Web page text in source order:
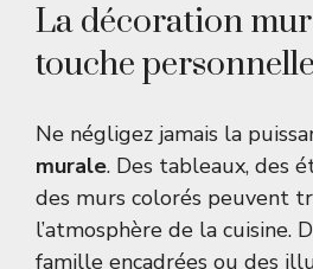
La décoration
touche personnelle
Ne négligez jamais la
murale. Des tableaux, des
des murs colorés peuvent
l’atmosphère de la cuisine.
famille encadrées ou des